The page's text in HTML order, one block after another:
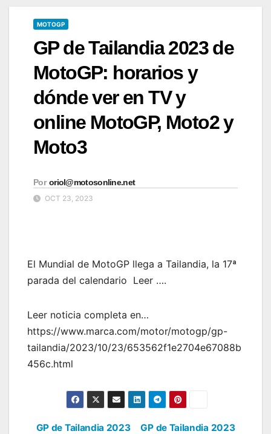
MOTOGP
GP de Tailandia 2023 de
MotoGP: horarios y
dónde ver en TV y
online MotoGP, Moto2 y
Moto3
Por oriol@motosonline.net
OCT 23, 2023
El Mundial de MotoGP llega a Tailandia, la 17ª
parada del calendario Leer ….
Leer noticia completa en…
https://www.marca.com/motor/motogp/gp-
tailandia/2023/10/23/653562f1e2704e67088b
456c.html
GP de Tailandia 2023
GP de Tailandia 2023